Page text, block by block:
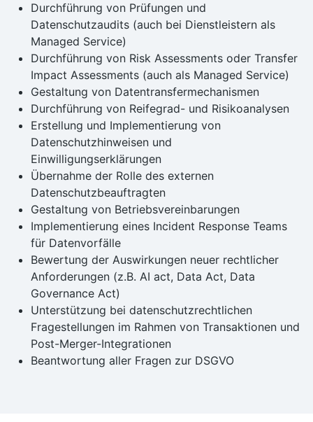
Durchführung von Prüfungen und
Datenschutzaudits (auch bei Dienstleistern als
Managed Service)
Durchführung von Risk Assessments oder Transfer
Impact Assessments (auch als Managed Service)
Gestaltung von Datentransfermechanismen
Durchführung von Reifegrad- und Risikoanalysen
Erstellung und Implementierung von
Datenschutzhinweisen und
Einwilligungserklärungen
Übernahme der Rolle des externen
Datenschutzbeauftragten
Gestaltung von Betriebsvereinbarungen
Implementierung eines Incident Response Teams
für Datenvorfälle
Bewertung der Auswirkungen neuer rechtlicher
Anforderungen (z.B. AI act, Data Act, Data
Governance Act)
Unterstützung bei datenschutzrechtlichen
Fragestellungen im Rahmen von Transaktionen und
Post-Merger-Integrationen
Beantwortung aller Fragen zur DSGVO